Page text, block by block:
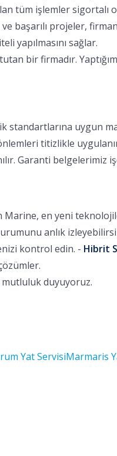
tüm işlemler sigortalı
başarılı projeler,
yapılmasını sağlar.
bir firmadır.
standartlarına uygun
titizlikle
Garanti belgelerimiz
Marine, en yeni
anlık
kontrol edin. - Hibrit
duyuyoruz.
Yat ServisiMarmaris